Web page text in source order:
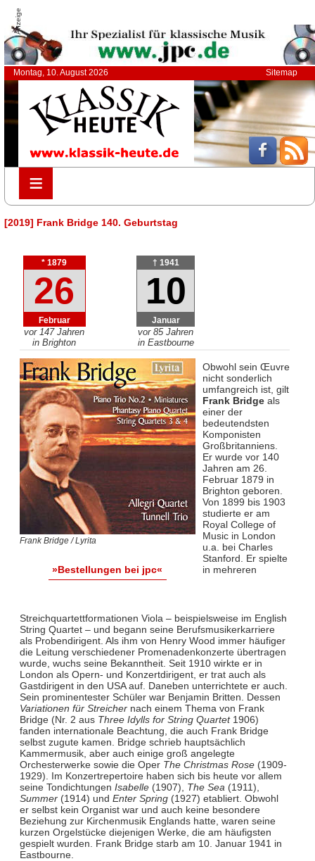
Anzeige
Montag, 10. August 2026 Sitemap
≡
≡
[2019] Frank Bridge 140. Geburtstag
* 1879
26
Februar
vor 147 Jahren
in Brighton
† 1941
10
Januar
vor 85 Jahren
in Eastbourne
Frank Bridge / Lyrita
»Bestellungen bei jpc«
Obwohl sein Œuvre
nicht sonderlich
umfangreich ist, gilt
Frank Bridgeals
einer der
bedeutendsten
Komponisten
Großbritanniens.
Er wurde vor 140
Jahren am 26.
Februar 1879 in
Brighton geboren.
Von 1899 bis 1903
studierte er am
Royal College of
Music in London
u.a. bei Charles
Stanford. Er spielte
in mehreren
Streichquartettformationen Viola – beispielsweise im English
String Quartet – und begann seine Berufsmusikerkarriere
als Probendirigent. Als ihm von Henry Wood immer häufiger
die Leitung verschiedener Promenadenkonzerte übertragen
wurde, wuchs seine Bekanntheit. Seit 1910 wirkte er in
London als Opern- und Konzertdirigent, er trat auch als
Gastdirigent in den USA auf. Daneben unterrichtete er auch.
Sein prominentester Schüler war Benjamin Britten. Dessen
Variationen für Streichernach einem Thema von Frank
Bridge (Nr. 2 aus Three Idylls for String Quartet1906)
fanden internationale Beachtung, die auch Frank Bridge
selbst zugute kamen. Bridge schrieb hauptsächlich
Kammermusik, aber auch einige groß angelegte
Orchesterwerke sowie die Oper The Christmas Rose(1909-
1929). Im Konzertrepertoire haben sich bis heute vor allem
seine Tondichtungen Isabelle(1907), The Sea (1911),
Summer(1914) und Enter Spring(1927) etabliert. Obwohl
er selbst kein Organist war und auch keine besondere
Beziehung zur Kirchenmusik Englands hatte, waren seine
kurzen Orgelstücke diejenigen Werke, die am häufigsten
gespielt wurden. Frank Bridge starb am 10. Januar 1941 in
Eastbourne.